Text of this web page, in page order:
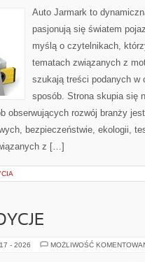
Auto Jarmark to
pasjonują się światem
myślą o czytelnikach,
tematach związanych z
szukają treści podanych w
sposób. Strona skupia się
obserwujących rozwój branży
bezpieczeństwie, ekologii,
z […]
- 2026 MOŻLIWOŚĆ